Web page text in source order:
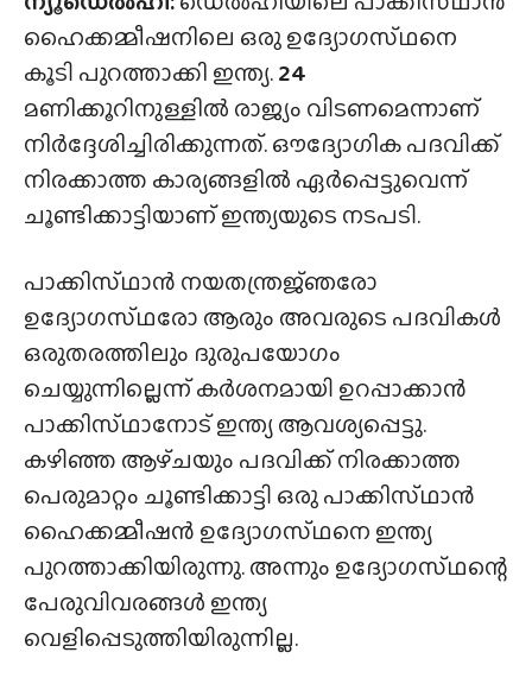
ഹൈക്കമ്മീഷനിലെ ഒരു ഉദ്യോഗസ്‌ഥനെ
കൂടി പുറത്താക്കി ഇന്ത്യ.24
മണിക്കൂറിനുള്ളിൽ രാജ്യം വിടണമെന്നാണ്
നിർദ്ദേശിച്ചിരിക്കുന്നത്. ഔദ്യോഗിക പദവിക്ക്
നിരക്കാത്ത കാര്യങ്ങളിൽ ഏർപ്പെട്ടുവെന്ന്
ചൂണ്ടിക്കാട്ടിയാണ് ഇന്ത്യയുടെ നടപടി.
പാക്കിസ്‌ഥാൻ നയതന്ത്രജ്‌ഞരോ
ഉദ്യോഗസ്‌ഥരോ ആരും അവരുടെ പദവികൾ
ഒരുതരത്തിലും ദുരുപയോഗം
ചെയ്യുന്നില്ലെന്ന് കർശനമായി ഉറപ്പാക്കാൻ
പാക്കിസ്‌ഥാനോട് ഇന്ത്യ ആവശ്യപ്പെട്ടു.
കഴിഞ്ഞ ആഴ്‌ചയും പദവിക്ക് നിരക്കാത്ത
പെരുമാറ്റം ചൂണ്ടിക്കാട്ടി ഒരു പാക്കിസ്‌ഥാൻ
ഹൈക്കമ്മീഷൻ ഉദ്യോഗസ്‌ഥനെ ഇന്ത്യ
പുറത്താക്കിയിരുന്നു. അന്നും ഉദ്യോഗസ്‌ഥന്റെ
പേരുവിവരങ്ങൾ ഇന്ത്യ
വെളിപ്പെടുത്തിയിരുന്നില്ല.